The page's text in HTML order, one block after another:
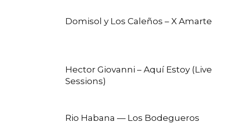
Domisol y Los Caleños – X Amarte
Hector Giovanni – Aquí Estoy (Live
Sessions)
Rio Habana — Los Bodegueros